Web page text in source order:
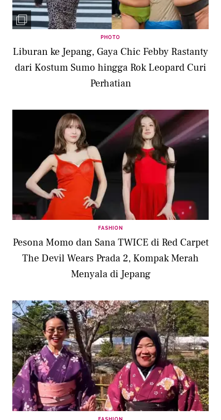
PHOTO
Liburan ke Jepang, Gaya Chic Febby Rastanty
dari Kostum Sumo hingga Rok Leopard Curi
Perhatian
FASHION
Pesona Momo dan Sana TWICE di Red Carpet
The Devil Wears Prada 2, Kompak Merah
Menyala di Jepang